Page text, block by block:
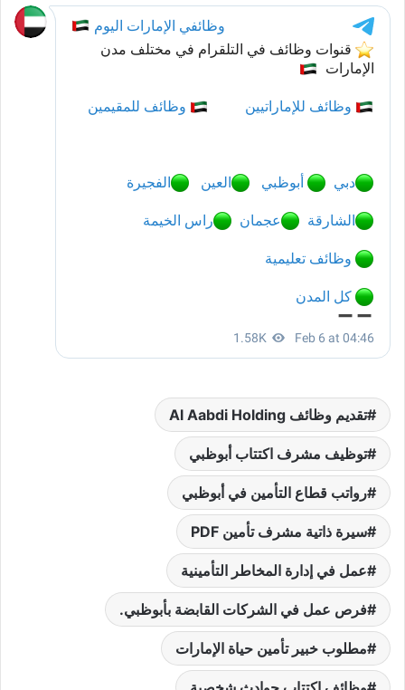
تقديم وظائف Al Aabdi Holding
توظيف مشرف اكتتاب أبوظبي
رواتب قطاع التأمين في أبوظبي
سيرة ذاتية مشرف تأمين PDF
عمل في إدارة المخاطر التأمينية
فرص عمل في الشركات القابضة بأبوظبي.
مطلوب خبير تأمين حياة الإمارات